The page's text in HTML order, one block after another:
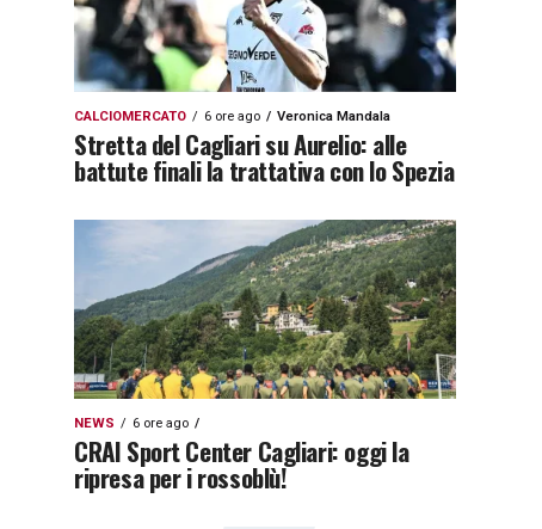
CALCIOMERCATO 6 ore ago Veronica Mandala
Stretta del Cagliari su Aurelio: alle
battute finali la trattativa con lo Spezia
NEWS 6 ore ago
CRAI Sport Center Cagliari: oggi la
ripresa per i rossoblù!